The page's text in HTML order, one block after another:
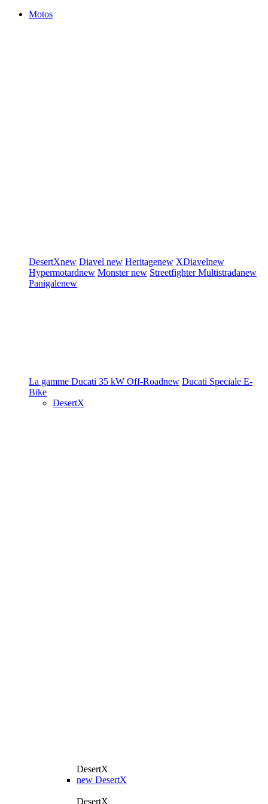
Motos
DesertXnew Diavel new Heritagenew XDiavelnew
Hypermotardnew Monsternew StreetfighterMultistradanew
Panigalenew
La gamme Ducati 35 kW Off-Roadnew Ducati Speciale E-
Bike
DesertX
DesertX
new DesertX
DesertX